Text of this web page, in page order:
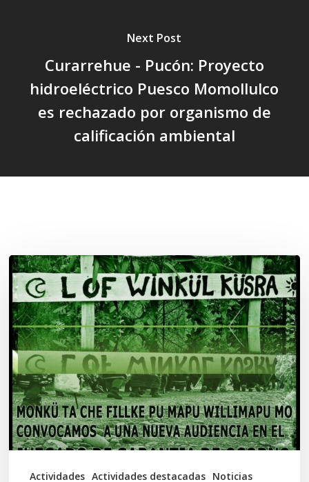
Next Post
Curarrehue - Pucón: Proyecto
hidroeléctrico Puesco Momollulco
es rechazado por organismo de
calificación ambiental
Actividades Actividades destacadas Noticias
Lof
Winkül
Küsra
convoca
a
apoyar
audiencia
en
Juzgado